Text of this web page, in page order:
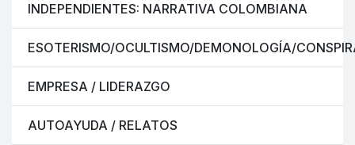
INDEPENDIENTES: NARRATIVA COLOMBIANA
ESOTERISMO/OCULTISMO/DEMONOLOGÍA/
EMPRESA / LIDERAZGO
AUTOAYUDA / RELATOS